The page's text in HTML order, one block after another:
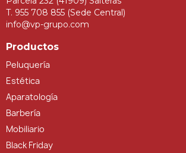
T. 955 708 855 (Sede Central)
info@vp-grupo.com
Productos
Peluquería
Estética
Aparatología
Barbería
Mobiliario
Black Friday